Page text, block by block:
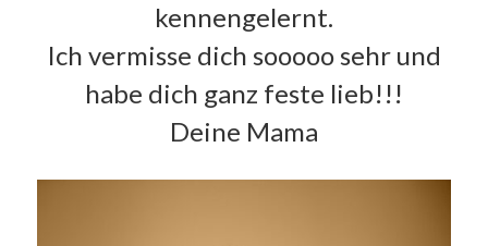
kennengelernt.
Ich vermisse dich sooooo sehr und
habe dich ganz feste lieb!!!
Deine Mama